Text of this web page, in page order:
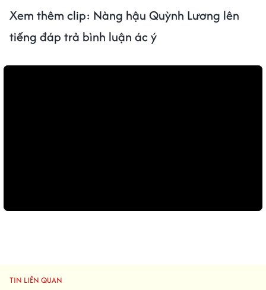
Xem thêm clip: Nàng hậu Quỳnh Lương lên
tiếng đáp trả bình luận ác ý
TIN LIÊN QUAN